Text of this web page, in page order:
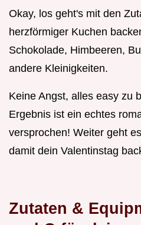
Okay, los geht's mit den
herzförmiger Kuchen
Schokolade, Himbeeren,
andere Kleinigkeiten.
Keine Angst, alles easy zu
Ergebnis ist ein echtes
versprochen! Weiter geht
damit dein Valentinstag
Zutaten &